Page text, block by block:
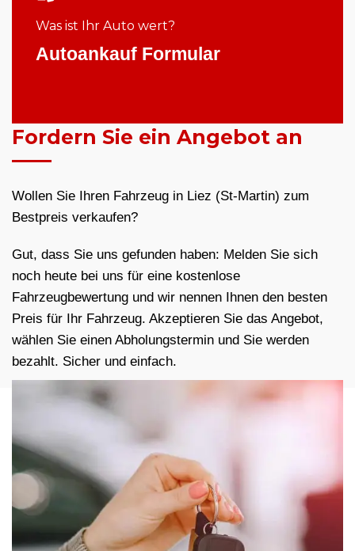
Was ist Ihr Auto wert?
Autoankauf Formular
Fordern Sie ein Angebot an
Wollen Sie Ihren Fahrzeug in Liez (St-Martin) zum
Bestpreis verkaufen?
Gut, dass Sie uns gefunden haben: Melden Sie sich
noch heute bei uns für eine kostenlose
Fahrzeugbewertung und wir nennen Ihnen den besten
Preis für Ihr Fahrzeug. Akzeptieren Sie das Angebot,
wählen Sie einen Abholungstermin und Sie werden
bezahlt. Sicher und einfach.